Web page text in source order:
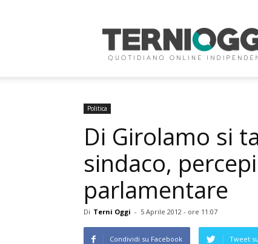
Oggi
Politica
Di Girolamo si
sindaco,
parlamentare
Di Terni Oggi - 5 Aprile 2012 - ore 11:07
Condividi su Facebook Tweet